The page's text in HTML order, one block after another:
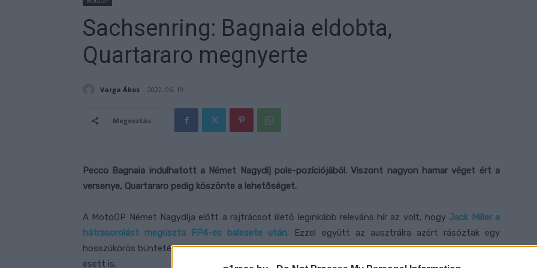
Sachsenring: Bagnaia eldobta,
Quartararo megnyerte
Varga Ákos 2022. 06. 19.
Megosztás
Pecco Bagnaia indulhatott a Német Nagydíj pole-pozíciójából. Viszont nagyon hamar véget ért a
versenye, Quartararo pedig köszönte a lehetőséget.
A MotoGP Német Nagydíja előtt a rajtrácsot illető leginkább releváns hír az volt, hogy Jack Miller a
hátrasorolást megúszta FP4-es balesete után. Ezzel együtt az ausztrálra azért rásóztak egy
hosszúkörös büntetést, tehát azért nem vitte el teljesen szárazon azt, hogy sárga zászló alatt még
esett is.